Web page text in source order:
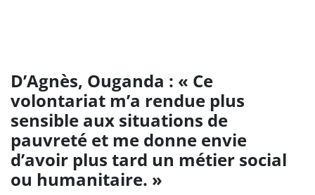
D’Agnès, Ouganda : « Ce
volontariat m’a rendue plus
sensible aux situations de
pauvreté et me donne envie
d’avoir plus tard un métier social
ou humanitaire. »